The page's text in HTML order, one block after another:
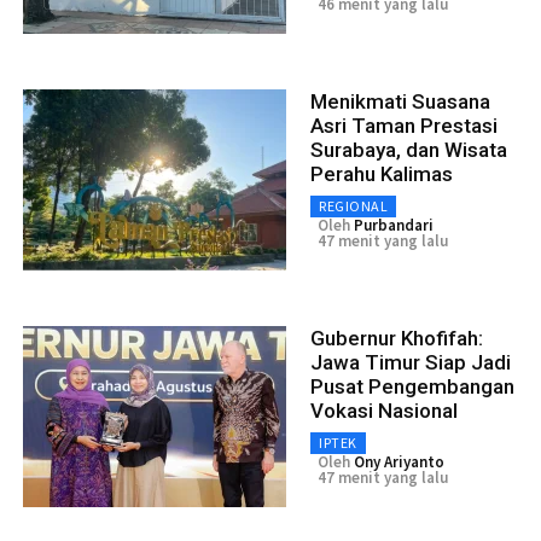
Menikmati Suasana
Asri Taman Prestasi
Surabaya, dan Wisata
Perahu Kalimas
REGIONAL
Oleh Purbandari
47 menit yang lalu
Gubernur Khofifah:
Jawa Timur Siap Jadi
Pusat Pengembangan
Vokasi Nasional
IPTEK
Oleh Ony Ariyanto
47 menit yang lalu